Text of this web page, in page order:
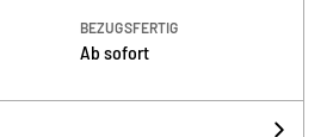
BEZUGSFERTIG
Ab sofort